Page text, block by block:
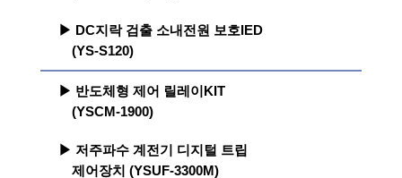
▶ DC지락 검출 소내전원 보호IED
(YS-S120)
▶ 반도체형 제어 릴레이KIT
(YSCM-1900)
▶ 저주파수 계전기 디지털 트립
제어장치 (YSUF-3300M)